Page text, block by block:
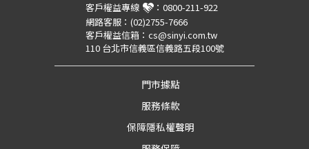
客戶權益專線 ： 0800-211-922
網路客服： (02)2755-7666
客戶權益信箱： cs@sinyi.com.tw
110 台北市信義區信義路五段100號
門市據點
服務條款
保障隱私權聲明